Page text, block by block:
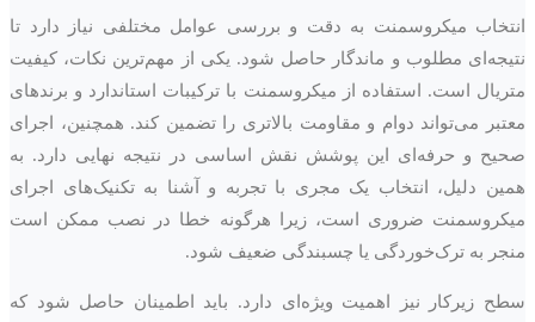
انتخاب میکروسمنت به دقت و بررسی عوامل مختلفی نیاز دارد تا
نتیجه‌ای مطلوب و ماندگار حاصل شود. یکی از مهم‌ترین نکات، کیفیت
متریال است. استفاده از میکروسمنت با ترکیبات استاندارد و برندهای
معتبر می‌تواند دوام و مقاومت بالاتری را تضمین کند. همچنین، اجرای
صحیح و حرفه‌ای این پوشش نقش اساسی در نتیجه نهایی دارد. به
همین دلیل، انتخاب یک مجری با تجربه و آشنا به تکنیک‌های اجرای
میکروسمنت ضروری است، زیرا هرگونه خطا در نصب ممکن است
منجر به ترک‌خوردگی یا چسبندگی ضعیف شود.
سطح زیرکار نیز اهمیت ویژه‌ای دارد. باید اطمینان حاصل شود که